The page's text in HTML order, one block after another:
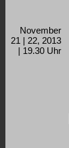
November
21 | 22, 2013
| 19.30 Uhr